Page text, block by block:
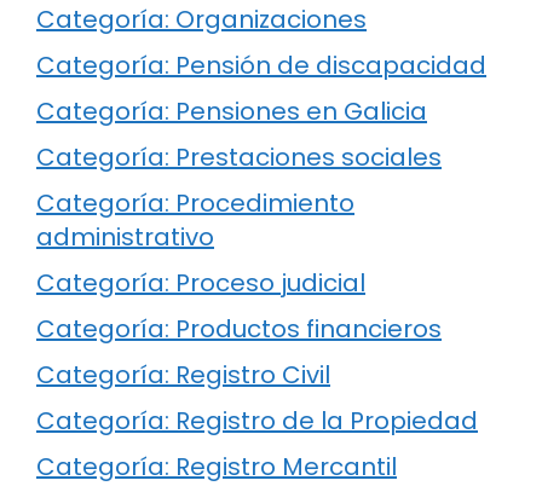
Categoría: Organizaciones
Categoría: Pensión de discapacidad
Categoría: Pensiones en Galicia
Categoría: Prestaciones sociales
Categoría: Procedimiento
administrativo
Categoría: Proceso judicial
Categoría: Productos financieros
Categoría: Registro Civil
Categoría: Registro de la Propiedad
Categoría: Registro Mercantil